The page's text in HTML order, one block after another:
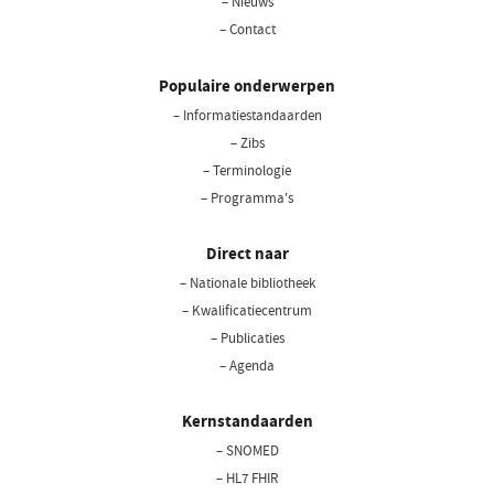
– Contact
Populaire onderwerpen
– Informatiestandaarden
– Zibs
– Terminologie
– Programma's
Direct naar
– Nationale bibliotheek(opent
– Kwalificatiecentrum
– Publicaties
– Agenda
Kernstandaarden
– SNOMED
– HL7 FHIR